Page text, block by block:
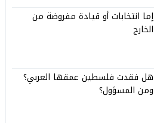
إما انتخابات أو قيادة مفروضة من
الخارج
هل فقدت فلسطين عمقها العربي؟
ومن المسؤول؟